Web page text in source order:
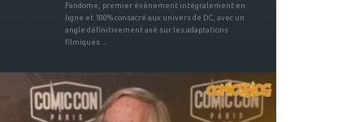
Fandome, premier évènement intégralement en
ligne et 100% consacré aux univers de DC, avec un
angle définitivement axé sur les adaptations
filmiques ...